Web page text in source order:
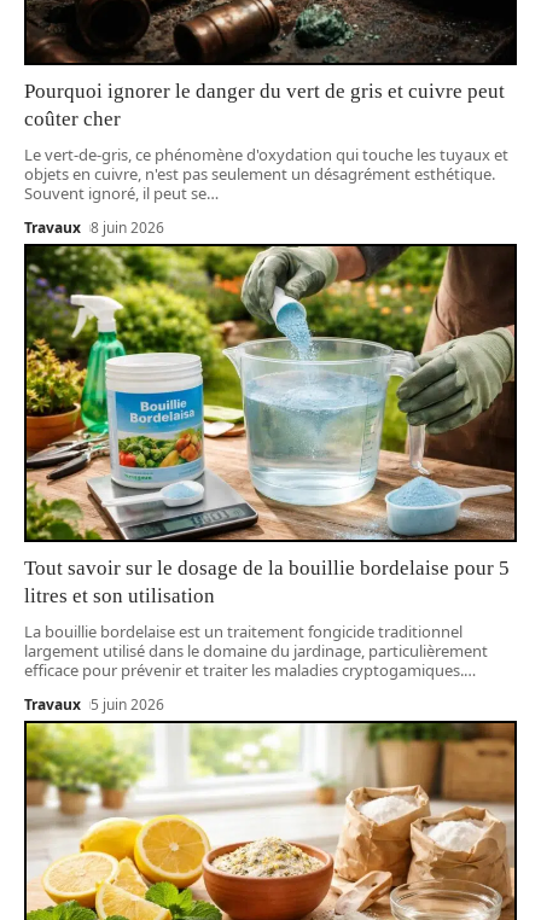
Pourquoi ignorer le danger du vert de gris et cuivre peut
coûter cher
Le vert-de-gris, ce phénomène d'oxydation qui touche les tuyaux et
objets en cuivre, n'est pas seulement un désagrément esthétique.
Souvent ignoré, il peut se…
Travaux 8 juin 2026
Tout savoir sur le dosage de la bouillie bordelaise pour 5
litres et son utilisation
La bouillie bordelaise est un traitement fongicide traditionnel
largement utilisé dans le domaine du jardinage, particulièrement
efficace pour prévenir et traiter les maladies cryptogamiques.…
Travaux 5 juin 2026